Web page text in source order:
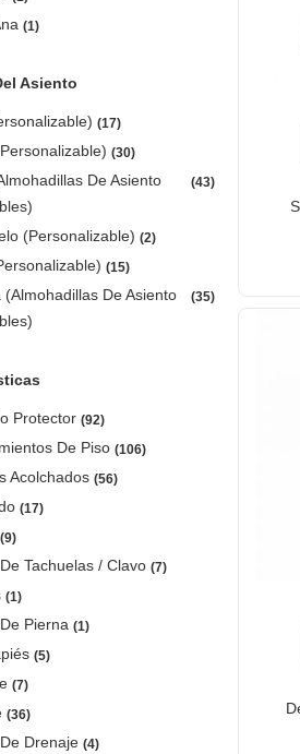
1
Asiento
17
30
De Asiento
43
(personalizable) 2
15
(almohadillas De Asiento
35
Protector 92
De Piso 106
Acolchados 56
17
9
Tachuelas / Clavo 7
1
Pierna 1
5
7
36
Drenaje 4